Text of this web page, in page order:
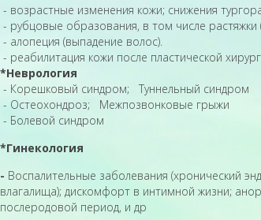
- возрастные изменения кожи; снижения
- рубцовые образования, в том числе растяжки
- алопеция (выпадение волос).
- реабилитация кожи после пластической
*Неврология
- Корешковый синдром; Туннельный синдром
- Остеохондроз; Межпозвонковые грыжи
- Болевой синдром
*Гинекология
- Воспалительные заболевания (хронический
влагалища); дискомфорт в интимной жизни;
послеродовой период, и др